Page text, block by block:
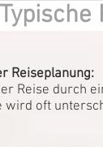
Reiseplanung:
Reise durch
wird oft